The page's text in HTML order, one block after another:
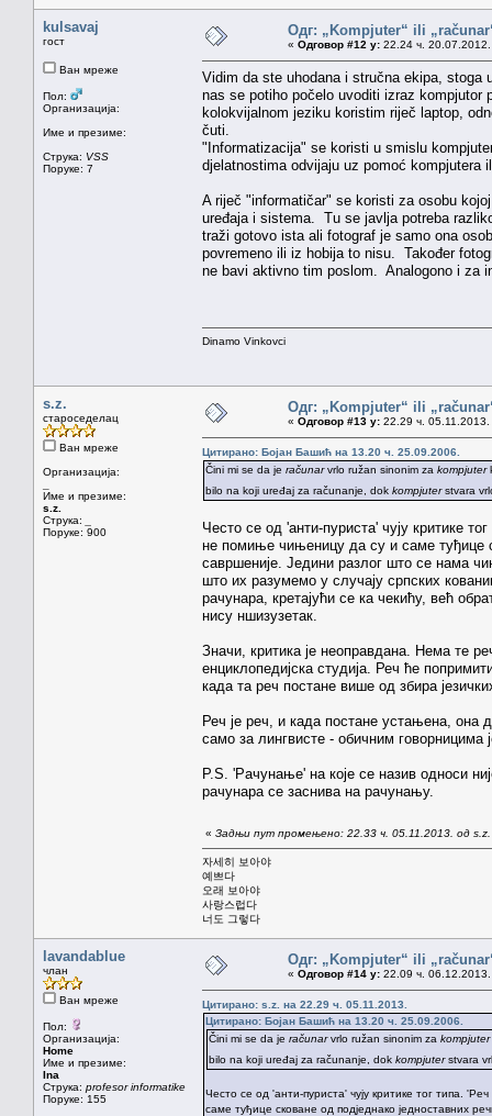
kulsavaj
гост
Ван мреже
Пол:
Организација:
Име и презиме:
Струка: VSS
Поруке: 7
Одг: „Kompjuter“ ili
« Одговор #12 у: 22.24 ч.
Vidim da ste uhodana i stručna ekipa, stoga
nas se potiho počelo uvoditi izraz
kolokvijalnom jeziku koristim riječ laptop,
čuti.
"Informatizacija" se koristi u smislu
djelatnostima odvijaju uz pomoć kompjutera
A riječ "informatičar" se koristi za osobu
uređaja i sistema. Tu se javlja potreba
traži gotovo ista ali fotograf je samo ona
povremeno ili iz hobija to nisu. Također
ne bavi aktivno tim poslom. Analogono i za
Dinamo Vinkovci
s.z.
староседелац
Ван мреже
Организација:
Име и презиме:
s.z.
Струка:
Поруке: 900
Одг: „Kompjuter“ ili
« Одговор #13 у: 22.29 ч. 05.11.2013.
Цитирано: Бојан Башић на 13.20 ч. 25.09.2006.
Čini mi se da je računarvrlo ružan sinonim za kompjuter
bilo na koji uređaj za računanje, dok kompjuterstvara
Често се од 'анти-пуриста' чују критике
не помиње чињеницу да су и саме туђице
савршеније. Једини разлог што се нама
што их разумемо у случају српских
рачунара, кретајући се ка чекићу, већ
нису ншизузетак.
Значи, критика је неоправдана. Нема те
енциклопедијска студија. Реч ће
када та реч постане више од збира
Реч је реч, и када постане устањена, она
само за лингвисте - обичним говорницима
P.S. 'Рачунање' на које се назив односи
рачунара се заснива на рачунању.
« Задњи пут промењено: 22.33 ч. 05.11.2013. од s.z.
자세히 보아야
예쁘다
오래 보아야
사랑스럽다
너도 그렇다
lavandablue
члан
Ван мреже
Пол:
Организација:
Home
Име и презиме:
Ina
Струка: profesor informatike
Поруке: 155
Одг: „Kompjuter“ ili
« Одговор #14 у: 22.09 ч.
Цитирано: s.z. на 22.29 ч. 05.11.2013.
Цитирано: Бојан Башић на 13.20 ч. 25.09.2006.
Čini mi se da je računarvrlo ružan sinonim za kompjuter
bilo na koji uređaj za računanje, dok kompjuterstvara
Често се од 'анти-пуриста' чују критике тог типа.
саме туђице сковане од подједнако једноставних